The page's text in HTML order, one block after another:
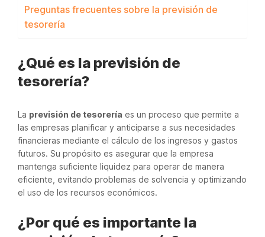
Preguntas frecuentes sobre la previsión de
tesorería
¿Qué es la previsión de
tesorería?
La previsión de tesorería es un proceso que permite a
las empresas planificar y anticiparse a sus necesidades
financieras mediante el cálculo de los ingresos y gastos
futuros. Su propósito es asegurar que la empresa
mantenga suficiente liquidez para operar de manera
eficiente, evitando problemas de solvencia y optimizando
el uso de los recursos económicos.
¿Por qué es importante la